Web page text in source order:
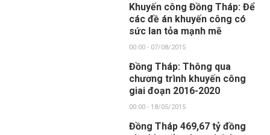
Khuyến công Đồng Tháp: Để
các đề án khuyến công có
sức lan tỏa mạnh mẽ
00:00 - 07/08/2015
Đồng Tháp: Thông qua
chương trình khuyến công
giai đoạn 2016-2020
00:00 - 18/05/2015
Đồng Tháp 469,67 tỷ đồng